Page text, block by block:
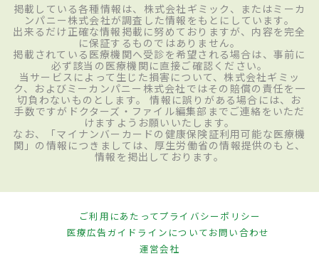
掲載している各種情報は、株式会社ギミック、またはミーカ
ンパニー株式会社が調査した情報をもとにしています。
出来るだけ正確な情報掲載に努めておりますが、内容を完全
に保証するものではありません。
掲載されている医療機関へ受診を希望される場合は、事前に
必ず該当の医療機関に直接ご確認ください。
当サービスによって生じた損害について、株式会社ギミッ
ク、およびミーカンパニー株式会社ではその賠償の責任を一
切負わないものとします。 情報に誤りがある場合には、お
手数ですがドクターズ・ファイル編集部までご連絡をいただ
けますようお願いいたします。
なお、「マイナンバーカードの健康保険証利用可能な医療機
関」の情報につきましては、厚生労働省の情報提供のもと、
情報を掲出しております。
ご利用にあたってプライバシーポリシー
医療広告ガイドラインについてお問い合わせ
運営会社